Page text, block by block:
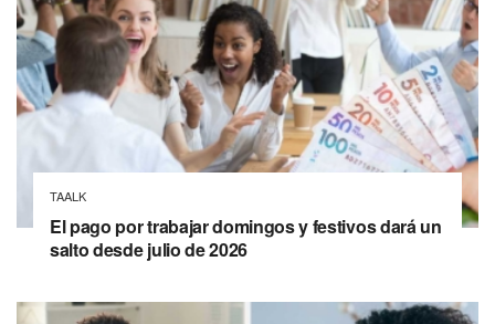
TAALK
El pago por trabajar domingos y festivos dará un
salto desde julio de 2026